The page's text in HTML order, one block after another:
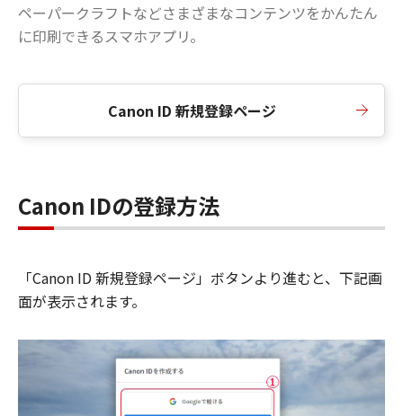
ペーパークラフトなどさまざまなコンテンツをかんたん
に印刷できるスマホアプリ。
Canon ID 新規登録ページ
Canon IDの登録方法
「Canon ID 新規登録ページ」ボタンより進むと、下記画
面が表示されます。